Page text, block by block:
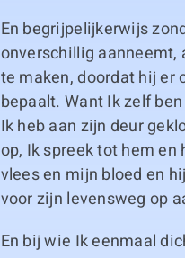
En begrijpelijkerwijs
onverschillig
te maken, doordat hij er
bepaalt. Want Ik zelf
Ik heb aan zijn deur
op, Ik spreek tot hem
vlees en mijn bloed en
voor zijn levensweg op
En bij wie Ik eenmaal